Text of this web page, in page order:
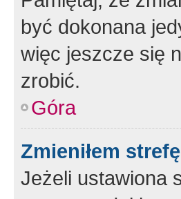
być dokonana
więc jeszcze się
zrobić.
Góra
Zmieniłem
Jeżeli ustawiona